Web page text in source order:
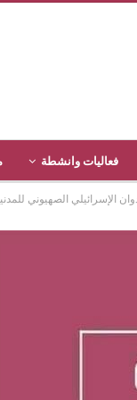
فعاليات وانشطة
الإسرائيلي الصهيوني